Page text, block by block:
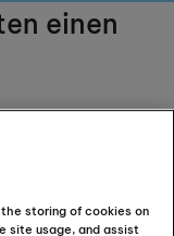
einen
Termin kommt und
Kumon Europe &
unserer
storing of cookies on
site usage, and assist